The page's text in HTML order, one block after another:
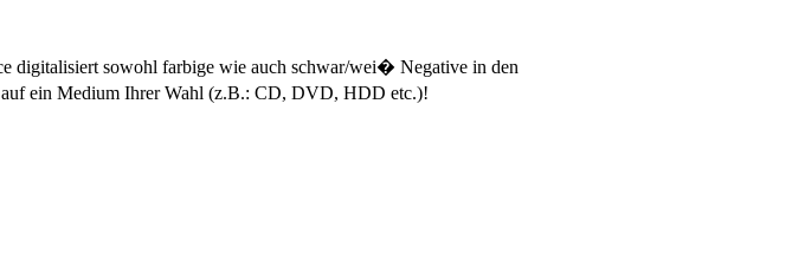
digitalisiert sowohl farbige wie auch schwar/wei� Negative in den
ein Medium Ihrer Wahl (z.B.: CD, DVD, HDD etc.)!